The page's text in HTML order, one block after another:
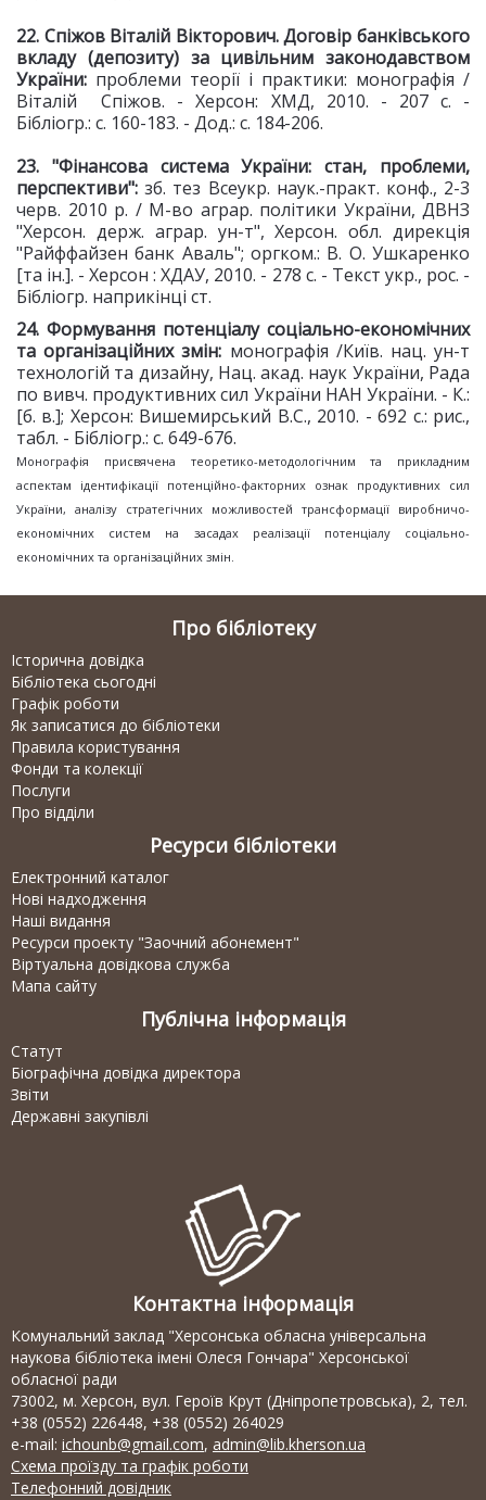
22. Спіжов Віталій Вікторович. Договір банківського
вкладу (депозиту) за цивільним законодавством
України: проблеми теорії і практики: монографія /
Віталій Спіжов. - Херсон: ХМД, 2010. - 207 с. -
Бібліогр.: с. 160-183. - Дод.: с. 184-206.
23. "Фінансова система України: стан, проблеми,
перспективи": зб. тез Всеукр. наук.-практ. конф., 2-3
черв. 2010 р. / М-во аграр. політики України, ДВНЗ
"Херсон. держ. аграр. ун-т", Херсон. обл. дирекція
"Райффайзен банк Аваль"; оргком.: В. О. Ушкаренко
[та ін.]. - Херсон : ХДАУ, 2010. - 278 с. - Текст укр., рос. -
Бібліогр. наприкінці ст.
24. Формування потенціалу соціально-економічних
та організаційних змін: монографія /Київ. нац. ун-т
технологій та дизайну, Нац. акад. наук України, Рада
по вивч. продуктивних сил України НАН України. - К.:
[б. в.]; Херсон: Вишемирський В.С., 2010. - 692 с.: рис.,
табл. - Бібліогр.: с. 649-676.
Монографія присвячена теоретико-методологічним та прикладним
аспектам ідентифікації потенційно-факторних ознак продуктивних сил
України, аналізу стратегічних можливостей трансформації виробничо-
економічних систем на засадах реалізації потенціалу соціально-
економічних та організаційних змін.
Про бібліотеку
Історична довідка
Бібліотека сьогодні
Графік роботи
Як записатися до бібліотеки
Правила користування
Фонди та колекції
Послуги
Про відділи
Ресурси бібліотеки
Електронний каталог
Нові надходження
Наші видання
Ресурси проекту "Заочний абонемент"
Віртуальна довідкова служба
Мапа сайту
Публічна інформація
Статут
Біографічна довідка директора
Звіти
Державні закупівлі
Контактна інформація
Комунальний заклад "Херсонська обласна універсальна
наукова бібліотека імені Олеся Гончара" Херсонської
обласної ради
73002, м. Херсон, вул. Героїв Крут (Дніпропетровська), 2, тел.
+38 (0552) 226448, +38 (0552) 264029
e-mail: ichounb@gmail.com, admin@lib.kherson.ua
Схема проїзду та графік роботи
Телефонний довідник